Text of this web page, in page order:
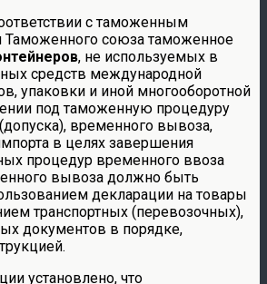
с таможенным
Таможенного союза таможенное
, не используемых в
средств международной
упаковки и иной многооборотной
под таможенную процедуру
временного вывоза,
в целях завершения
процедур временного ввоза
вывоза должно быть
декларации на товары
транспортных (перевозочных),
документов в порядке,
установлено, что